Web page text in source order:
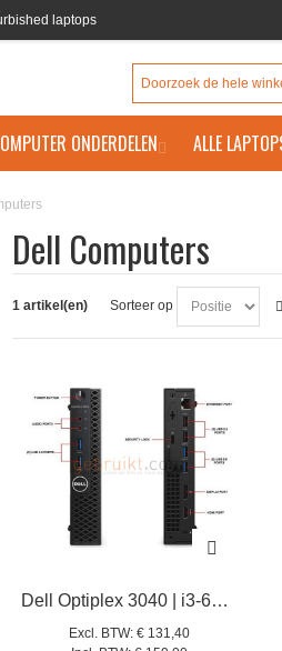
laptops
ONDERDELEN ALLE
Dell Computers
1 artikel(en) Sorteer op
Dell Optiplex 3040 | i3-6100T | 4GB | 500GB
Excl. BTW: € 131,40